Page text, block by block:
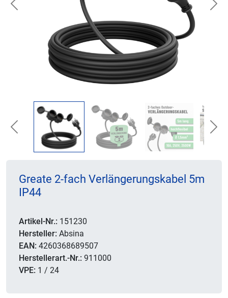
Previous
Previous
Greate 2-fach Verlängerungskabel 5m
IP44
Artikel-Nr.: 151230
Hersteller: Absina
EAN: 4260368689507
Herstellerart.-Nr.: 911000
VPE: 1 / 24